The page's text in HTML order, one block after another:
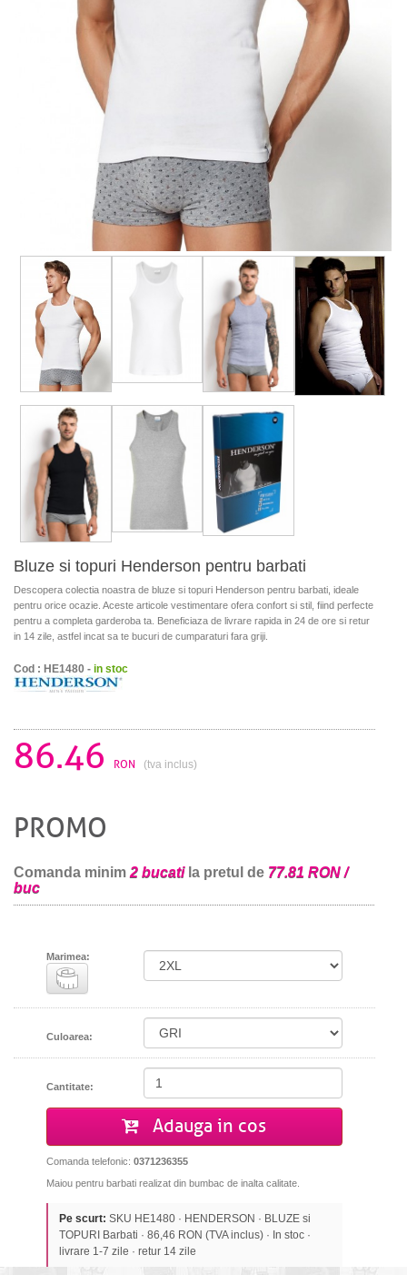
Bluze si topuri Henderson pentru barbati
Descopera colectia noastra de bluze si topuri Henderson pentru barbati, ideale
pentru orice ocazie. Aceste articole vestimentare ofera confort si stil, fiind perfecte
pentru a completa garderoba ta. Beneficiaza de livrare rapida in 24 de ore si retur
in 14 zile, astfel incat sa te bucuri de cumparaturi fara griji.
Cod : HE1480 - in stoc
86.46 RON (tva inclus)
PROMO
Comanda minim 2 bucatila pretul de 77.81 RON /
buc
Marimea:
Culoarea:
Cantitate:
Adauga in cos
Comanda telefonic: 0371236355
Maiou pentru barbati realizat din bumbac de inalta calitate.
Pe scurt: SKU HE1480 · HENDERSON · BLUZE si
TOPURI Barbati · 86,46 RON (TVA inclus) · In stoc ·
livrare 1-7 zile · retur 14 zile